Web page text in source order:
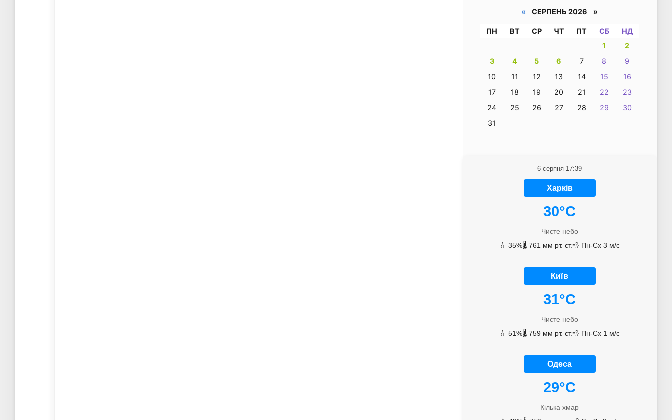
« СЕРПЕНЬ 2026 »
ПН ВТ СР ЧТ ПТ СБ
НД
1
2
3
4 5 6 7 8
9
10
11 12 13 14 15
16
17
18 19 20 21 22
23
24
25 26 27 28 29
30
31
6 серпня 17:39
Харків
30°C
Чисте небо
💧 35%🌡️ 761 мм рт. ст.💨 Пн-Сх 3 м/с
Київ
31°C
Чисте небо
💧 51%🌡️ 759 мм рт. ст.💨 Пн-Сх 1 м/с
Одеса
29°C
Кілька хмар